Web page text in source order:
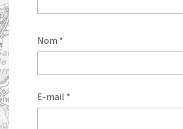
Nom *
E-mail *